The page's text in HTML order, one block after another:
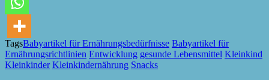
TagsBabyartikel für Ernährungsbedürfnisse Babyartikel für
Ernährungsrichtlinien Entwicklung gesunde Lebensmittel Kleinkind
Kleinkinder Kleinkindernährung Snacks